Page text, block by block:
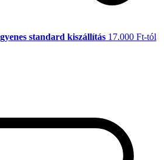
standard kiszállítás 17.000 Ft-tól